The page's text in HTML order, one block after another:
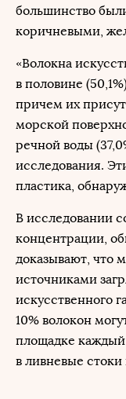
большинство
коричневыми,
«Волокна
в половине
причем их
морской
речной воды
исследования.
пластика,
В исследовании
концентрации,
доказывают, что
источниками
искусственного
10% волокон
площадке каждый
в ливневые